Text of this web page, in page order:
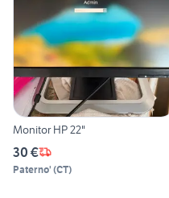
Monitor HP 22"
30 €
Paterno' (CT)